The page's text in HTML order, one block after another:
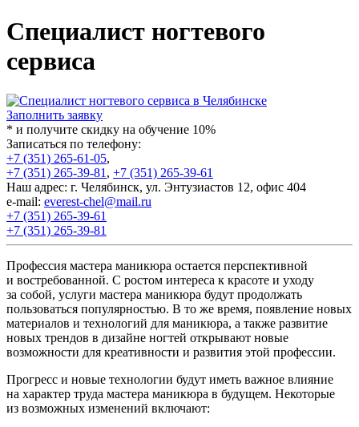
Специалист ногтевого
сервиса
Заполнить заявку
* и получите скидку на обучение 10%
Записаться по телефону:
+7 (351) 265-61-05,
+7 (351) 265-39-81 , +7 (351) 265-39-61
Наш адрес: г. Челябинск, ул. Энтузиастов 12, офис 404
e-mail: everest-chel@mail.ru
+7 (351) 265-39-61
+7 (351) 265-39-81
Профессия мастера маникюра остается перспективной
и востребованной. С ростом интереса к красоте и уходу
за собой, услуги мастера маникюра будут продолжать
пользоваться популярностью. В то же время, появление новых
материалов и технологий для маникюра, а также развитие
новых трендов в дизайне ногтей открывают новые
возможности для креативности и развития этой профессии.
Прогресс и новые технологии будут иметь важное влияние
на характер труда мастера маникюра в будущем. Некоторые
из возможных изменений включают: